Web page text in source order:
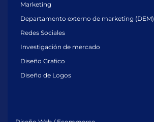
Marketing
Departamento externo de marketing (DEM)
Redes Sociales
Investigación de mercado
Diseño Grafico
Diseño de Logos